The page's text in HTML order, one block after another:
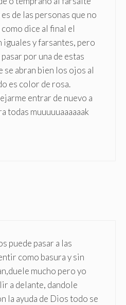
de las personas que no
como dice al final el
y farsantes, pero
por una de estas
se abran bien los ojos al
es color de rosa.
entrar de nuevo a
todas muuuuuaaaaaak
puede pasar a las
como basura y sin
mucho pero yo
a delante, dandole
la ayuda de Dios todo se